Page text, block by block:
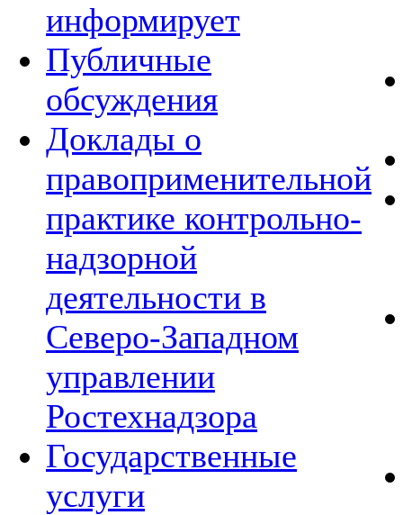
информирует
Публичные
обсуждения
Доклады о
правоприменительной
практике контрольно-
надзорной
деятельности в
Северо-Западном
управлении
Ростехнадзора
Государственные
услуги